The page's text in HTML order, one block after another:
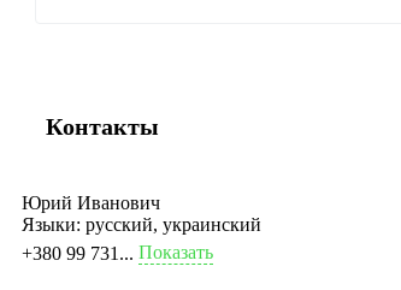
Контакты
Юрий Иванович
Языки: русский, украинский
+380 99 731... Показать